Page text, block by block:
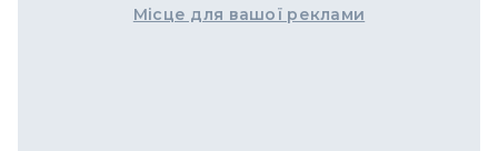
Місце для вашої реклами